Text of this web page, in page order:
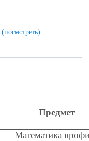
(посмотреть)
Предмет
Математика